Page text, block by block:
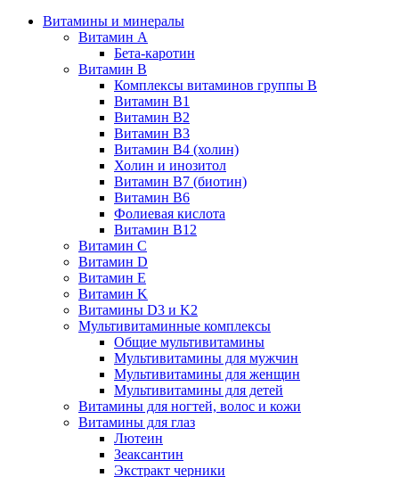
Витамины и минералы
Витамин A
Бета-каротин
Витамин B
Комплексы витаминов группы B
Витамин B1
Витамин B2
Витамин B3
Витамин B4 (холин)
Холин и инозитол
Витамин B7 (биотин)
Витамин B6
Фолиевая кислота
Витамин B12
Витамин C
Витамин D
Витамин E
Витамин K
Витамины D3 и K2
Мультивитаминные комплексы
Общие мультивитамины
Мультивитамины для мужчин
Мультивитамины для женщин
Мультивитамины для детей
Витамины для ногтей, волос и кожи
Витамины для глаз
Лютеин
Зеаксантин
Экстракт черники